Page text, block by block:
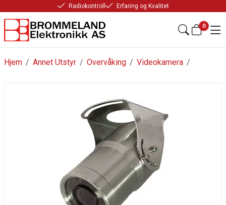
Radiokontroll Erfaring og Kvalitet
0
/
Hjem /
Annet Utstyr /
Overvåking /
Videokamera